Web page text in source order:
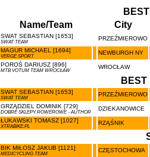
Name/Team City
SWAT SEBASTIAN [1653]
SWAT TEAM
PRZEŹMIEROWO
MAGUR MICHAEL [1694]
VERGE SPORT
NEWBURGH NY
POROŚ DARIUSZ [896]
MTB VOTUM TEAM WROCŁAW
WROCŁAW
BEST
SWAT SEBASTIAN [1653]
SWAT TEAM
PRZEŹMIEROWO
GRZĄDZIEL DOMINIK [729]
DOBRE SKLEPY ROWEROWE - AUTHOR
DZIEKANOWICE
ŁUKAWSKI TOMASZ [1027]
XTRABIKE.PL
RZĄŚNIK
BIK MIŁOSZ JAKUB [1121]
MEDICYCLING TEAM
CZĘSTOCHOWA